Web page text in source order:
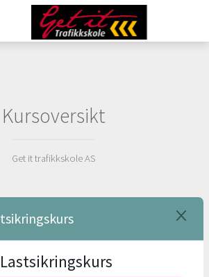
Kursoversikt
Get it trafikkskole AS